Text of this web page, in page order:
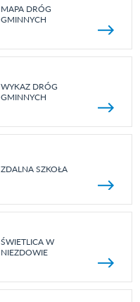
MAPA DRÓG
GMINNYCH
WYKAZ DRÓG
GMINNYCH
ZDALNA SZKOŁA
ŚWIETLICA W
NIEZDOWIE